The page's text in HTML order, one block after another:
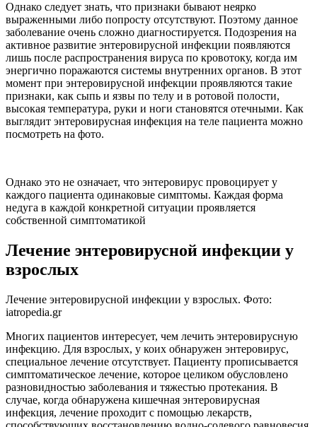
Однако следует знать, что признаки бывают неярко
выраженными либо попросту отсутствуют. Поэтому данное
заболевание очень сложно диагностируется. Подозрения на
активное развитие энтеровирусной инфекции появляются
лишь после распространения вируса по кровотоку, когда им
энергично поражаются системы внутренних органов. В этот
момент при энтеровирусной инфекции проявляются такие
признаки, как сыпь и язвы по телу и в ротовой полости,
высокая температура, руки и ноги становятся отечными. Как
выглядит энтеровирусная инфекция на теле пациента можно
посмотреть на фото.
Однако это не означает, что энтеровирус провоцирует у
каждого пациента одинаковые симптомы. Каждая форма
недуга в каждой конкретной ситуации проявляется
собственной симптоматикой
Лечение энтеровирусной инфекции у
взрослых
Лечение энтеровирусной инфекции у взрослых. Фото:
iatropedia.gr
Многих пациентов интересует, чем лечить энтеровирусную
инфекцию. Для взрослых, у коих обнаружен энтеровирус,
специальное лечение отсутствует. Пациенту прописывается
симптоматическое лечение, которое целиком обусловлено
разновидностью заболевания и тяжестью протекания. В
случае, когда обнаружена кишечная энтеровирусная
инфекция, лечение проходит с помощью лекарств,